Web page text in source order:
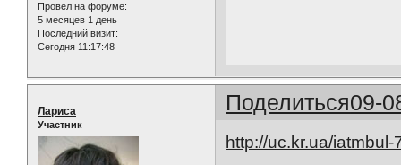
Провел на форуме:
5 месяцев 1 день
Последний визит:
Сегодня 11:17:48
Поделиться09-
Лариса
Участник
http://uc.kr.ua/iatmbul-